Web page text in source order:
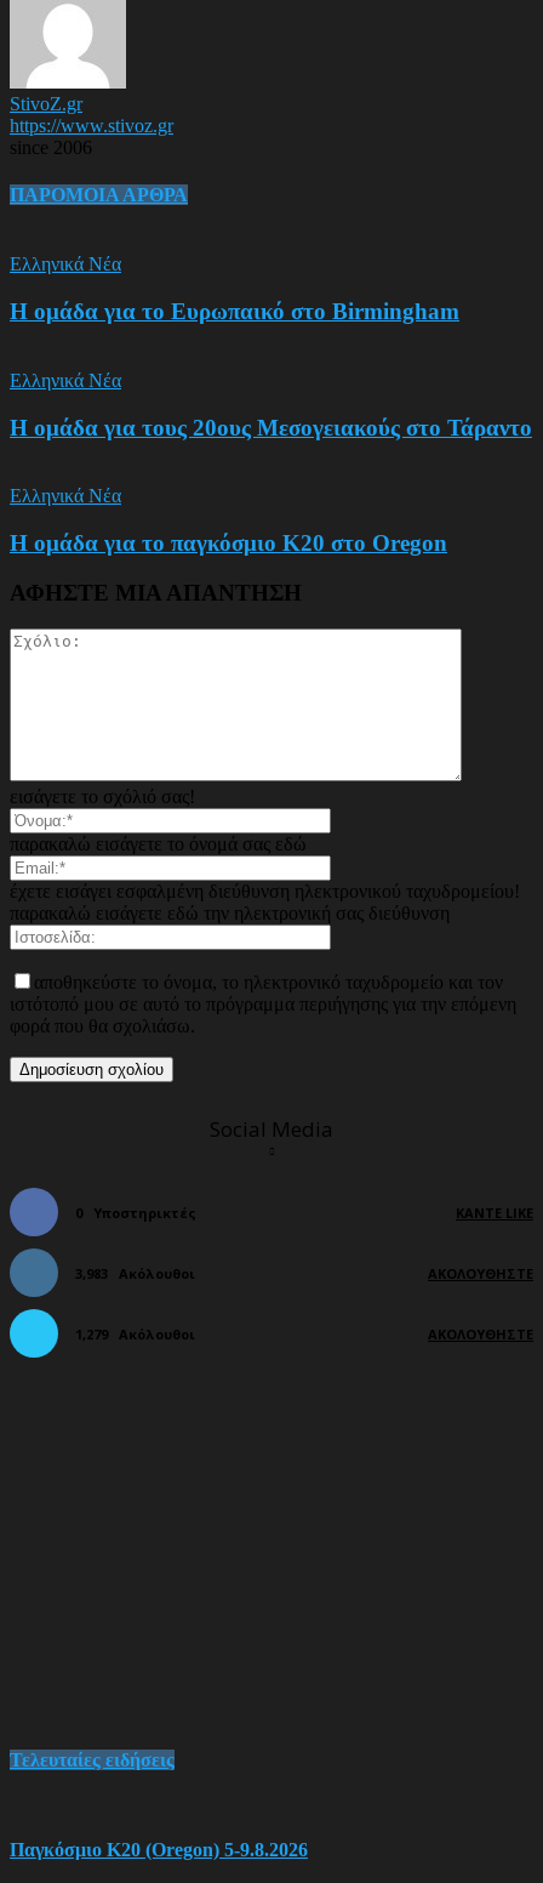
StivoZ.gr
https://www.stivoz.gr
since 2006
ΠΑΡΟΜΟΙΑ ΑΡΘΡΑ
Ελληνικά Νέα
Η ομάδα για το Ευρωπαικό στο Birmingham
Ελληνικά Νέα
Η ομάδα για τους 20ους Μεσογειακούς στο Τάραντο
Ελληνικά Νέα
Η ομάδα για το παγκόσμιο Κ20 στο Oregon
ΑΦΗΣΤΕ ΜΙΑ ΑΠΑΝΤΗΣΗ
εισάγετε το σχόλιό σας!
παρακαλώ εισάγετε το όνομά σας εδώ
έχετε εισάγει εσφαλμένη διεύθυνση ηλεκτρονικού ταχυδρομείου!
παρακαλώ εισάγετε εδώ την ηλεκτρονική σας διεύθυνση
αποθηκεύστε το όνομα, το ηλεκτρονικό ταχυδρομείο και τον
ιστότοπό μου σε αυτό το πρόγραμμα περιήγησης για την επόμενη
φορά που θα σχολιάσω.
Social Media
0 Υποστηρικτές ΚΆΝΤΕ LIKE
3,983 Ακόλουθοι ΑΚΟΛΟΥΘΉΣΤΕ
1,279 Ακόλουθοι ΑΚΟΛΟΥΘΉΣΤΕ
Τελευταίες ειδήσεις
Παγκόσμιο Κ20 (Oregon) 5-9.8.2026